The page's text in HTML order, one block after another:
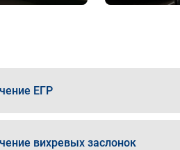
ЕГР
вихревых заслонок